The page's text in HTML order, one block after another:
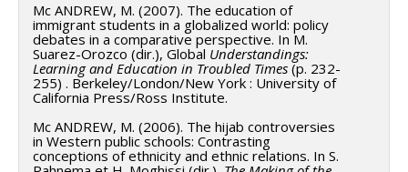
Mc ANDREW, M. (2007). The education of
immigrant students in a globalized world: policy
debates in a comparative perspective. In M.
Suarez-Orozco (dir.), Global Understandings:
Learning and Education in Troubled Times (p. 232-
255) . Berkeley/London/New York : University of
California Press/Ross Institute.
Mc ANDREW, M. (2006). The hijab controversies
in Western public schools: Contrasting
conceptions of ethnicity and ethnic relations. In S.